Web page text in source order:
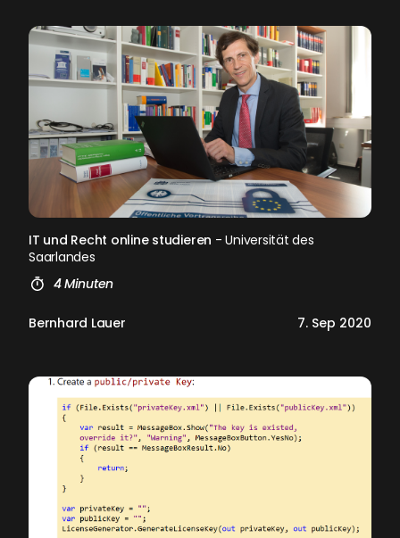
IT und Recht online studieren - Universität des
Saarlandes
4 Minuten
Bernhard Lauer 7. Sep 2020